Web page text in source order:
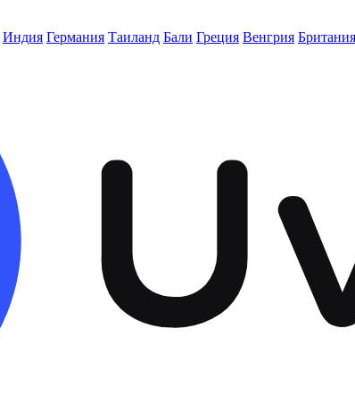
Индия Германия Таиланд Бали Греция Венгрия Британия